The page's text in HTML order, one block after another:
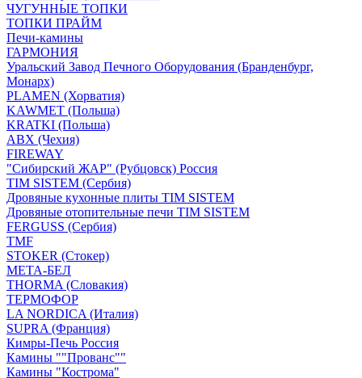
ЧУГУННЫЕ ТОПКИ
ТОПКИ ПРАЙМ
Печи-камины
ГАРМОНИЯ
Уральский Завод Печного Оборудования (Бранденбург,
Монарх)
PLAMEN (Хорватия)
KAWMET (Польша)
KRATKI (Польша)
ABX (Чехия)
FIREWAY
"Сибирский ЖАР" (Рубцовск) Россия
TIM SISTEM (Сербия)
Дровяные кухонные плиты TIM SISTEM
Дровяные отопительные печи TIM SISTEM
FERGUSS (Сербия)
TMF
STOKER (Стокер)
МЕТА-БЕЛ
THORMA (Словакия)
ТЕРМОФОР
LA NORDICA (Италия)
SUPRA (Франция)
Кимры-Печь Россия
Камины ""Прованс""
Камины "Кострома"